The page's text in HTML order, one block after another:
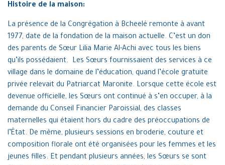
Histoire de la maison:
La présence de la Congrégation à Bcheelé remonte à avant
1977, date de la fondation de la maison actuelle. C’est un don
des parents de Sœur Lilia Marie Al-Achi avec tous les biens
qu’ils possédaient. Les Sœurs fournissaient des services à ce
village dans le domaine de l’éducation, quand l’école gratuite
privée relevait du Patriarcat Maronite. Lorsque cette école est
devenue officielle, les Sœurs ont continué à s’en occuper, à la
demande du Conseil Financier Paroissial, des classes
maternelles qui étaient hors du cadre des préoccupations de
l’État. De même, plusieurs sessions en broderie, couture et
composition florale ont été organisées pour les femmes et les
jeunes filles. Et pendant plusieurs années, les Sœurs se sont